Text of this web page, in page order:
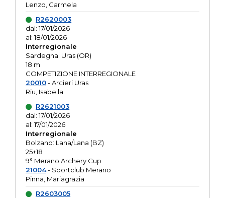
Lenzo, Carmela
R2620003
dal: 17/01/2026
al: 18/01/2026
Interregionale
Sardegna: Uras (OR)
18 m
COMPETIZIONE INTERREGIONALE
20010- Arcieri Uras
Riu, Isabella
R2621003
dal: 17/01/2026
al: 17/01/2026
Interregionale
Bolzano: Lana/Lana (BZ)
25+18
9° Merano Archery Cup
21004- Sportclub Merano
Pinna, Mariagrazia
R2603005